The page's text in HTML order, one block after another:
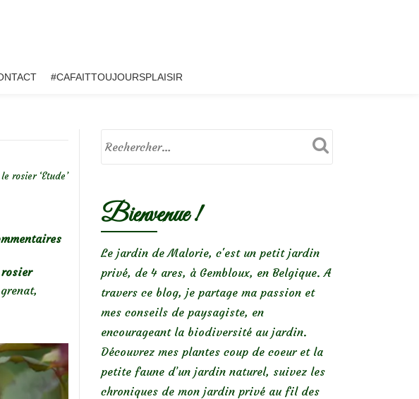
#CAFAITTOUJOURSPLAISIR
rosier ‘Etude’
rosier
Bienvenue !
Le jardin de Malorie, c'est un petit jardin
privé, de 4 ares, à Gembloux, en Belgique. A
travers ce blog, je partage ma passion et
mes conseils de paysagiste, en
encourageant la biodiversité au jardin.
Découvrez mes plantes coup de coeur et la
petite faune d’un jardin naturel, suivez les
chroniques de mon jardin privé au fil des